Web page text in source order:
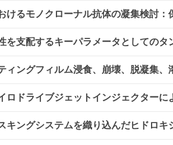
けるモノクローナル抗体の凝集検討
を支配するキーパラメータとしての
ィングフィルム浸食、崩壊、脱凝集
ロドライブジェットインジェクター
キングシステムを織り込んだヒドロ